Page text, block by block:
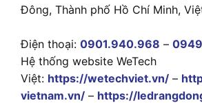
Đông, Thành phố Hồ Chí Minh,
Điện thoại: 0901.940.968 –
Hệ thống website WeTech
Việt: https://wetechviet.vn/ –
vietnam.vn/ – https://